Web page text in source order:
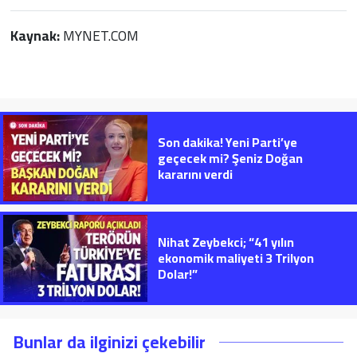
Kaynak:MYNET.COM
Son dakika! Yeni Parti’ye
geçecek mi? Şeniz Doğan
kararını verdi
Nihat Zeybekci; “41 yılın
ekonomik maliyeti 3 Trilyon
Dolar!”
Bunlar da ilginizi çekebilir